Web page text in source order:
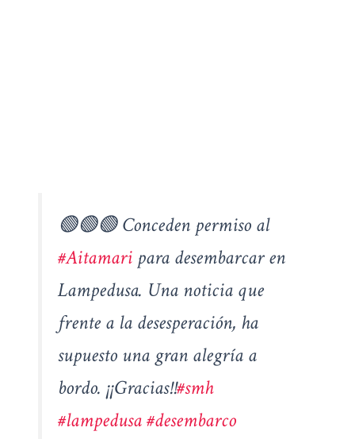
🟢🟢🟢 Conceden permiso al
#Aitamaripara desembarcar en
Lampedusa. Una noticia que
frente a la desesperación, ha
supuesto una gran alegría a
bordo. ¡¡Gracias!!#smh
#lampedusa#desembarco